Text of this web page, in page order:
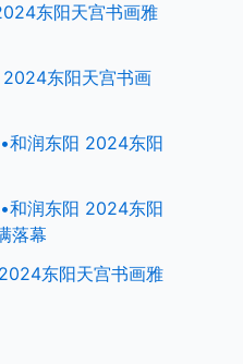
东阳天宫书画雅
东阳天宫书画
和润东阳 2024东阳
和润东阳 2024东阳
落幕
东阳天宫书画雅